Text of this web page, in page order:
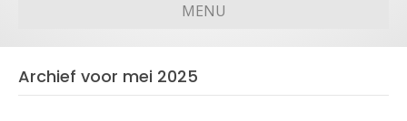
MENU
Archief voor mei 2025